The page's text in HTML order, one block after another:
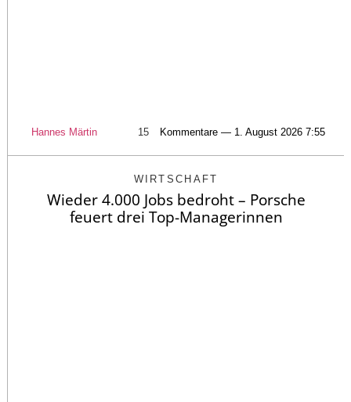
Hannes Märtin 15 Kommentare — 1. August 2026 7:55
WIRTSCHAFT
Wieder 4.000 Jobs bedroht – Porsche
feuert drei Top-Managerinnen